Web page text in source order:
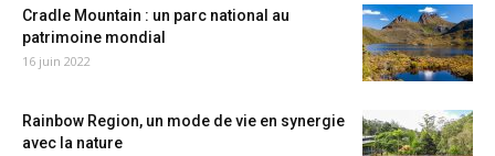
Cradle Mountain : un parc national au
patrimoine mondial
16 juin 2022
Rainbow Region, un mode de vie en synergie
avec la nature